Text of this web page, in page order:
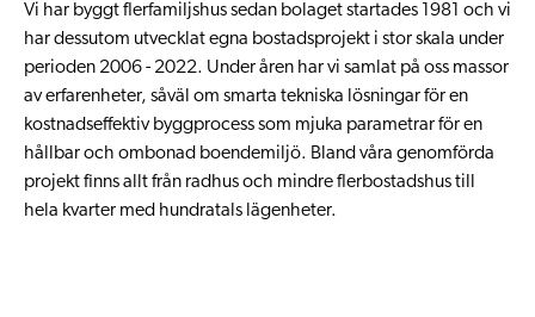
Vi har byggt flerfamiljshus sedan bolaget startades 1981 och vi
har dessutom utvecklat egna bostadsprojekt i stor skala under
perioden 2006 - 2022. Under åren har vi samlat på oss massor
av erfarenheter, såväl om smarta tekniska lösningar för en
kostnadseffektiv byggprocess som mjuka parametrar för en
hållbar och ombonad boendemiljö. Bland våra genomförda
projekt finns allt från radhus och mindre flerbostadshus till
hela kvarter med hundratals lägenheter.